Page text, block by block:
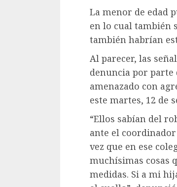
La menor de edad
en lo cual también
también habrían
Al parecer, las
denuncia por
amenazado con
este martes, 12 de
“Ellos sabían del
ante el
vez que en ese
muchísimas cosas
medidas. Si a mi